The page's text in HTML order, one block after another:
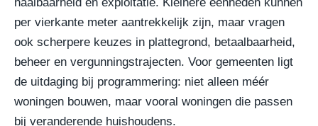
per vierkante meter aantrekkelijk zijn, maar vragen
ook scherpere keuzes in plattegrond, betaalbaarheid,
beheer en vergunningstrajecten. Voor gemeenten ligt
de uitdaging bij programmering: niet alleen méér
woningen bouwen, maar vooral woningen die passen
bij veranderende huishoudens.